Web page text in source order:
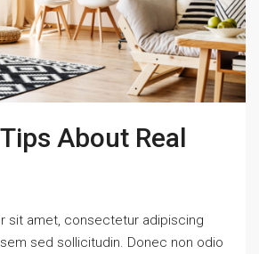
About Real
sit amet, consectetur adipiscing
sed sollicitudin. Donec non odio